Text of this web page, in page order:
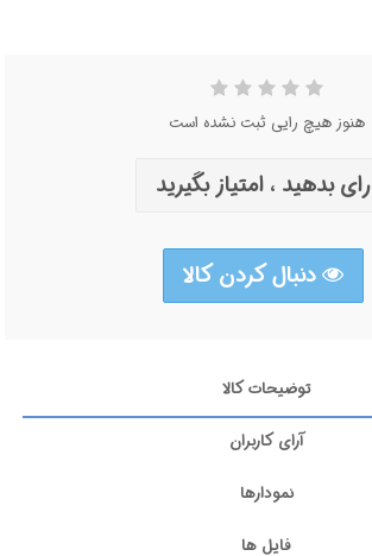
هنوز هیچ رایی ثبت نشده است
رای بدهید ، امتیاز بگیرید
دنبال کردن کالا
توضیحات کالا
آرای کاربران
نمودارها
فایل ها